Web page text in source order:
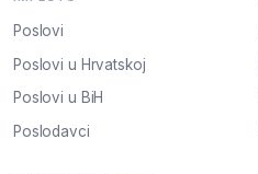
Poslovi
Poslovi u Hrvatskoj
Poslovi u BiH
Poslodavci